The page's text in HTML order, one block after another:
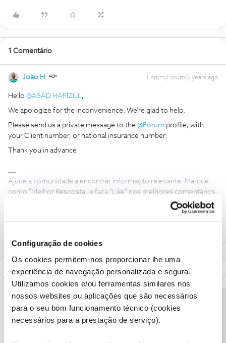
Configuração de cookies
Os cookies permitem-nos proporcionar lhe uma
experiência de navegação personalizada e segura.
Utilizamos cookies e/ou ferramentas similares nos
nossos websites ou aplicações que são necessários
para o seu bom funcionamento técnico (cookies
necessários para a prestação de serviço).
1 Comentário
João H. Forum|Forum|5 years ago
Hello @ASAD HAFIZUL,
We apologize for the inconvenience. We’re glad to help.
Please send us a private message to the @Fórum profile, with
your Client number, or national insurance number.
Thank you in advance
Ajude a comunidade a encontrar informação relevante. Marque
como "Melhor Resposta" e faça "Like" nos melhores comentários.
Siga os perfis da moderação, através da opção "Seguir", para estar